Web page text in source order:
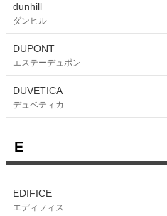
dunhill
ダンヒル
DUPONT
エステーデュポン
DUVETICA
デュベティカ
E
EDIFICE
エディフィス